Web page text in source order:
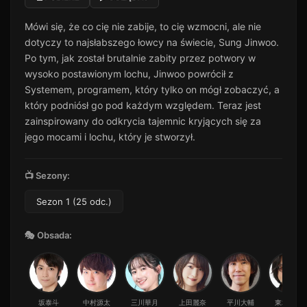
39 min · Sezon 1
12 Odcinek 12
35 min · Sezon 1
13 Odcinek 13
Odcinek 14
27 min · Sezon 1
Odcinek 16
26 min · Sezon 1
17 Odcinek 17
18 Odcinek 18
45 min · Sezon 1
Mówi się, że co cię nie zabije, to cię wzmocni, ale nie
dotyczy to najsłabszego łowcy na świecie, Sung Jinwoo.
Po tym, jak został brutalnie zabity przez potwory w
wysoko postawionym lochu, Jinwoo powrócił z
Systemem, programem, który tylko on mógł zobaczyć, a
który podniósł go pod każdym względem. Teraz jest
zainspirowany do odkrycia tajemnic kryjących się za
jego mocami i lochu, który je stworzył.
📺 Sezony:
Sezon 1 (25 odc.)
🎭 Obsada:
坂泰斗 中村源太 三川華月 上田麗奈 平川大輔 東地宏樹